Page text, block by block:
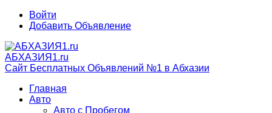
Войти
Добавить Объявление
АБХАЗИЯ1.ru
Сайт Бесплатных Объявлений №1 в Абхазии
Главная
Авто
Авто с Пробегом